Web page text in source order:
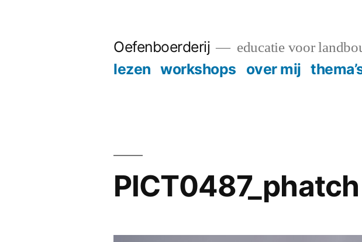
Oefenboerderij educatie voor
lezen workshops over mij
PICT0487_phatch